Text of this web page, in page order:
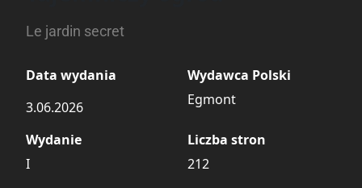
Le jardin secret
Data wydania
3.06.2026
Wydawca Polski
Egmont
Wydanie
I
Liczba stron
212